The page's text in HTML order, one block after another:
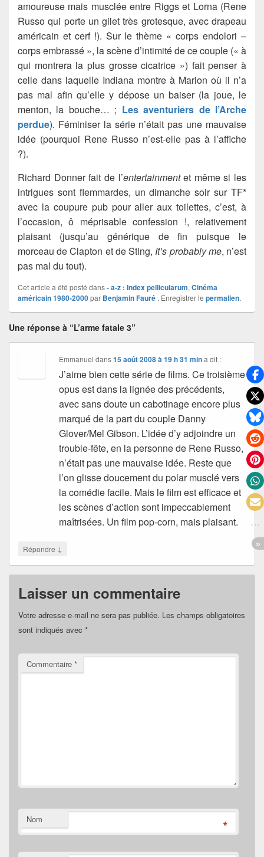
amoureuse mais musclée entre Riggs et Lorna (Rene
Russo qui porte un gilet très grotesque, avec drapeau
américain et cerf !). Sur le thème « corps endolori –
corps embrassé », la scène d’intimité de ce couple (« à
qui montrera la plus grosse cicatrice ») fait penser à
celle dans laquelle Indiana montre à Marion où il n’a
pas mal afin qu’elle y dépose un baiser (la joue, le
menton, la bouche… ; Les aventuriers de l’Arche
perdue). Féminiser la série n’était pas une mauvaise
idée (pourquoi Rene Russo n’est-elle pas à l’affiche
?).
Richard Donner fait de l’entertainmentet même si les
intrigues sont flemmardes, un dimanche soir sur TF*
avec la coupure pub pour aller aux toilettes, c’est, à
l’occasion, ô méprisable confession !, relativement
plaisant (jusqu’au générique de fin puisque le
morceau de Clapton et de Sting, It’s probably me, n’est
pas mal du tout).
Cet article a été posté dans- a-z : Index pellicularum, Cinéma
américain 1980-2000par Benjamin Fauré . Enregistrer le permalien.
Une réponse à “L’arme fatale 3”
Emmanuel dans15 août 2008 à 19 h 31 min a dit :
J’aime bien cette série de films. Ce troisième
opus est dans la lignée des précédents,
avec sans doute un cabotinage encore plus
marqué de la part du couple Danny
Glover/Mel Gibson. L’idée d’y adjoindre un
trouble-fête, en la personne de Rene Russo,
n’était pas une mauvaise idée. Reste que
l’on glisse doucement du polar musclé vers
la comédie facile. Mais le film est efficace et
les scènes d’action sont impeccablement
maîtrisées. Un film pop-corn, mais plaisant.
Répondre ↓
Laisser un commentaire
Votre adresse e-mail ne sera pas publiée. Les champs obligatoires
sont indiqués avec *
Commentaire *
Nom *